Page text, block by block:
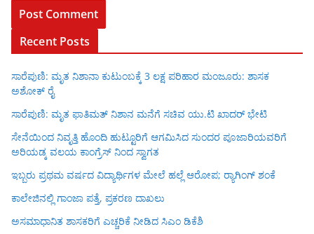
Recent Posts
ಸಾರೆಪುಣಿ: ಮೃತ ನಿಶಾನಾ ಕುಟುಂಬಕ್ಕೆ 3 ಲಕ್ಷ ಪರಿಹಾರ ಮಂಜೂರು: ಶಾಸಕ
ಅಶೋಕ್ ರೈ
ಸಾರೆಪುಣಿ: ಮೃತ ಫಾತಿಮತ್ ನಿಶಾನ ಮನೆಗೆ ಸಚಿವ ಯು.ಟಿ ಖಾದರ್ ಭೇಟಿ
ಸೇನೆಯಿಂದ ನಿವೃತ್ತಿ ಹೊಂದಿ ಹುಟ್ಟೂರಿಗೆ ಆಗಮಿಸಿದ ಸುಂದರ ಪೂಜಾರಿಯವರಿಗೆ
ಅರಿಯಡ್ಕ ವಲಯ ಕಾಂಗ್ರೆಸ್ ನಿಂದ ಸ್ವಾಗತ
ಇಬ್ಬರು ಪ್ರಥಮ ವರ್ಷದ ವಿದ್ಯಾರ್ಥಿಗಳ ಮೇಲೆ ಹಲ್ಲೆ ಆರೋಪ; ರ‍್ಯಾಗಿಂಗ್ ಶಂಕೆ
ಕಾಲೇಜಿನಲ್ಲಿ ಗಾಂಜಾ ಪತ್ತೆ, ಪ್ರಕರಣ ದಾಖಲು
ಅಸಮಾಧಾನಿತ ಶಾಸಕರಿಗೆ ಎಚ್ಚರಿಕೆ ನೀಡಿದ ಸಿಎಂ ಡಿಕೆಶಿ